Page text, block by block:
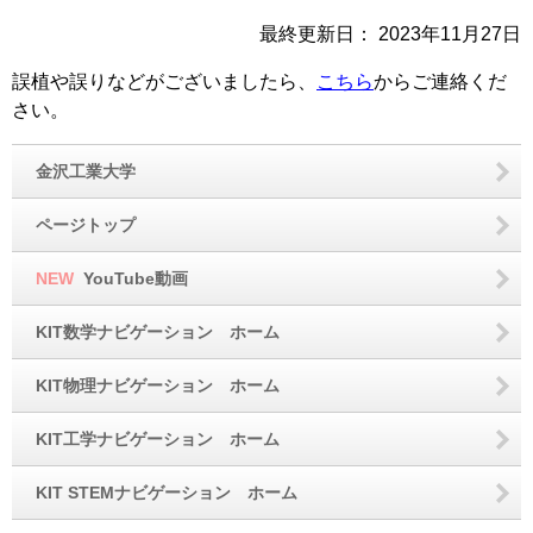
最終更新日： 2023年11月27日
誤植や誤りなどがございましたら、 こちらからご連絡くだ
さい。
金沢工業大学
ページトップ
NEW YouTube動画
KIT数学ナビゲーション ホーム
KIT物理ナビゲーション ホーム
KIT工学ナビゲーション ホーム
KIT STEMナビゲーション ホーム